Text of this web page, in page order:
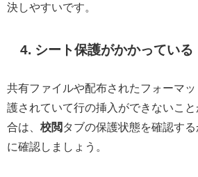
決しやすいです。
4. シート保護がかかっている
共有ファイルや配布されたフォーマ
護されていて行の挿入ができないこ
合は、 校閲 タブの保護状態を確認す
に確認しましょう。